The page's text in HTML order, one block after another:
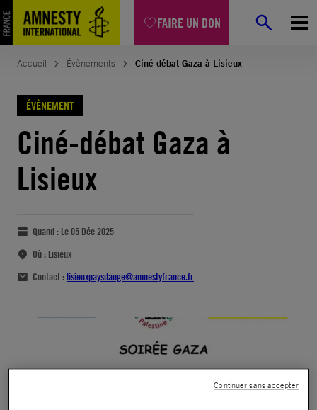
FAIRE UN DON
Accueil Évènements Ciné-débat Gaza à Lisieux
ÉVÈNEMENT
Ciné-débat Gaza à
Lisieux
Quand : Le 05 Déc 2025
Où : Lisieux
Contact :lisieuxpaysdauge@amnestyfrance.fr
Continuer sans accepter